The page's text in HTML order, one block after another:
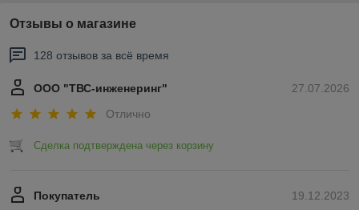
Отзывы о магазине
128 отзывов за всё время
27.07.2026
ООО "ТВС-инженеринг"
Отлично
Сделка подтверждена через корзину
19.12.2023
Покупатель